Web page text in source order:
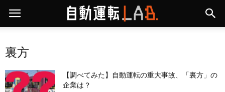
裏方
【調べてみた】自動運転の重大事故、「裏方」の
企業は？